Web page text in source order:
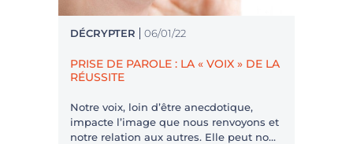
DÉCRYPTER 06/01/22
PRISE DE PAROLE : LA « VOIX » DE LA
RÉUSSITE
Notre voix, loin d’être anecdotique,
impacte l’image que nous renvoyons et
notre relation aux autres. Elle peut nous